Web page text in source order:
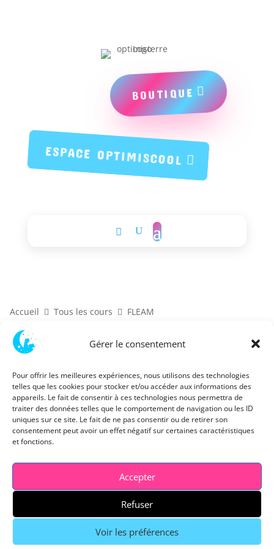
Gérer le consentement
Pour offrir les meilleures expériences, nous utilisons des technologies
telles que les cookies pour stocker et/ou accéder aux informations des
appareils. Le fait de consentir à ces technologies nous permettra de
traiter des données telles que le comportement de navigation ou les ID
uniques sur ce site. Le fait de ne pas consentir ou de retirer son
consentement peut avoir un effet négatif sur certaines caractéristiques
et fonctions.
Accepter
Refuser
Voir les préférences
BOUTIQUE
ESPACE OPTIMISCOOL
Accueil Tous les cours FLEAM
FLEAM